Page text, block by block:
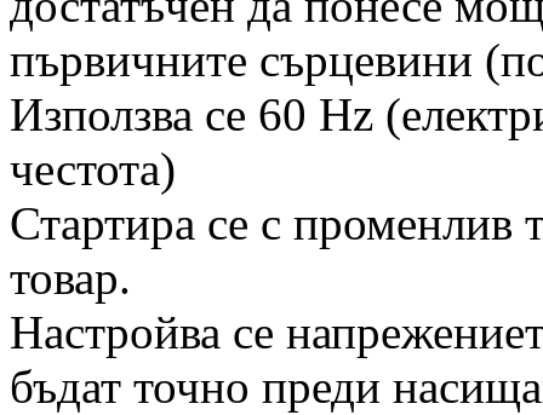
първичните сърцевини
Използва се 60 Hz
честота)
Стартира се с променлив
товар.
Настройва се
бъдат точно преди